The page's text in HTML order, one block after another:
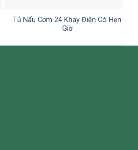
Tủ Nấu Cơm 24 Khay Điện Có Hẹn
Giờ